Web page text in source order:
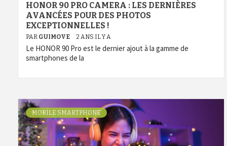
HONOR 90 PRO CAMERA : LES DERNIÈRES
AVANCÉES POUR DES PHOTOS
EXCEPTIONNELLES !
PAR GUIMOVE 2 ANS IL Y A
Le HONOR 90 Pro est le dernier ajout à la gamme de
smartphones de la
MOBILE SMARTPHONE